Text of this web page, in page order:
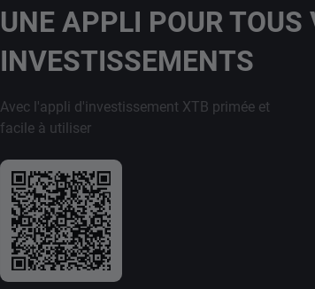
UNE APPLI POUR TOUS
INVESTISSEMENTS
Avec l'appli d'investissement XTB primée et
facile à utiliser